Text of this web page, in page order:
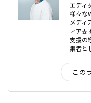
エディ
様々な
メディ
ィア支
支援の
集者と
この